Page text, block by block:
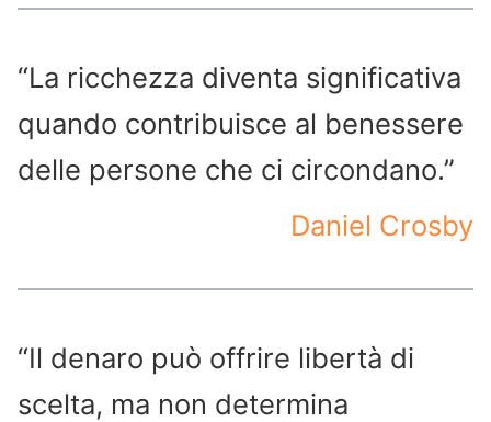
“La ricchezza diventa significativa
quando contribuisce al benessere
delle persone che ci circondano.”
Daniel Crosby
“Il denaro può offrire libertà di
scelta, ma non determina